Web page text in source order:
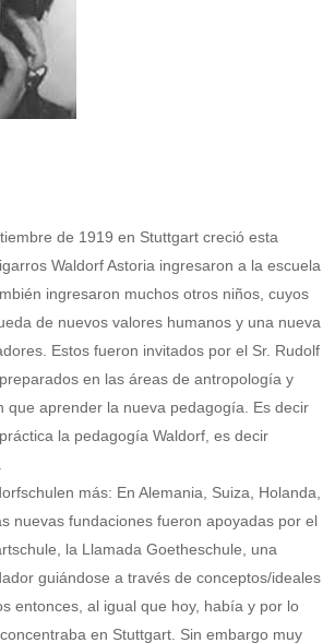
de 1919 en Stuttgart creció esta
Waldorf Astoria ingresaron a la escuela
ingresaron muchos otros niños, cuyos
de nuevos valores humanos y una nueva
Estos fueron invitados por el Sr. Rudolf
en las áreas de antropología y
que aprender la nueva pedagogía. Es decir
la pedagogía Waldorf, es decir
más: En Alemania, Suiza, Holanda,
nuevas fundaciones fueron apoyadas por el
la Llamada Goetheschule, una
guiándose a través de conceptos/ideales
entonces, al igual que hoy, había y por lo
en Stuttgart. Sin embargo muy